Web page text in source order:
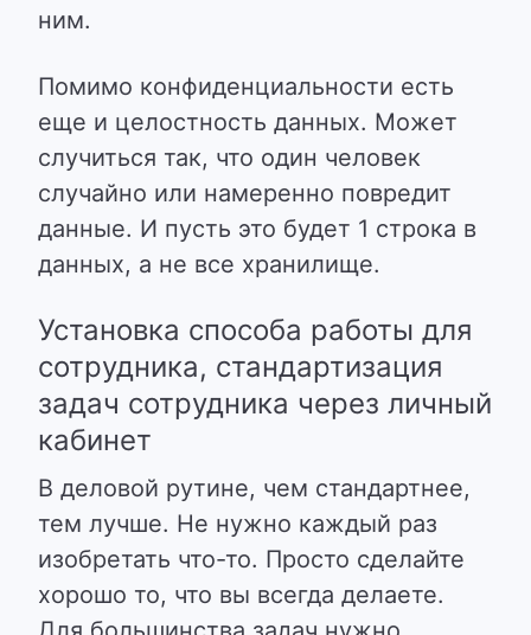
ним.
Помимо конфиденциальности есть
еще и целостность данных. Может
случиться так, что один человек
случайно или намеренно повредит
данные. И пусть это будет 1 строка в
данных, а не все хранилище.
Установка способа работы для
сотрудника, стандартизация
задач сотрудника через личный
кабинет
В деловой рутине, чем стандартнее,
тем лучше. Не нужно каждый раз
изобретать что-то. Просто сделайте
хорошо то, что вы всегда делаете.